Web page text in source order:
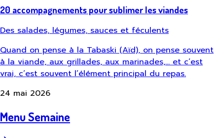
20 accompagnements pour sublimer les viandes
Des salades, légumes, sauces et féculents
Quand on pense à la Tabaski (Aïd), on pense souvent
à la viande, aux grillades, aux marinades,… et c’est
vrai, c’est souvent l’élément principal du repas.
24 mai 2026
Menu Semaine